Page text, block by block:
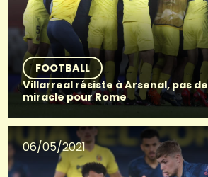
FOOTBALL
Villarreal résiste à Arsenal, pas de
miracle pour Rome
06/05/2021